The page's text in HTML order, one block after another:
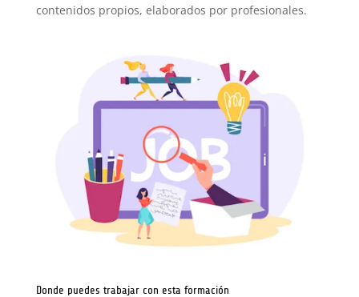
contenidos propios, elaborados por profesionales.
Donde puedes trabajar con esta formación